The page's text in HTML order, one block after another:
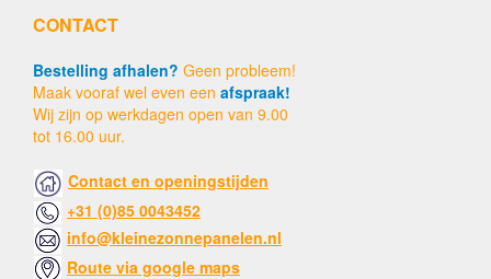
CONTACT
Bestelling afhalen? Geen probleem!
Maak vooraf wel even een afspraak!
Wij zijn op werkdagen open van 9.00
tot 16.00 uur.
Contact en openingstijden
+31 (0)85 0043452
info@kleinezonnepanelen.nl
Route via google maps